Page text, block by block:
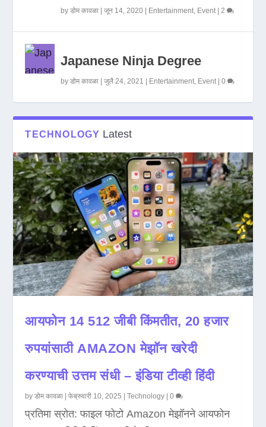
byडोम कावळा |जून 14, 2020 Entertainment, Event|2
Japanese Ninja Degree
byडोम कावळा |जुलै 24, 2021 Entertainment, Event|0
TECHNOLOGY Latest
आयफोन 14 512 जीबी किंमतीत, 20 हजार
रुपयांसाठी AMAZON मेझॉन खरेदी
करण्याची उत्तम संधी – इंडिया टीव्ही हिंदी
byडोम कावळा |फेब्रुवारी 10, 2025 |Technology |0
प्रतिमा स्रोत: फाइल फोटो Amazon मेझॉनने आयफोन